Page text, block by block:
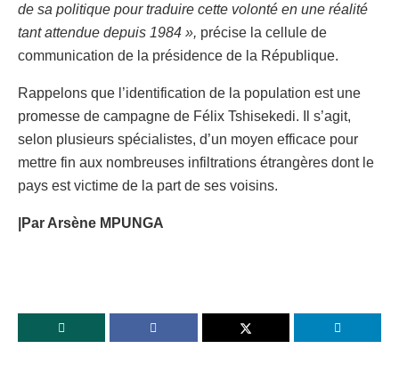
de sa politique pour traduire cette volonté en une réalité
tant attendue depuis 1984 », précise la cellule de
communication de la présidence de la République.
Rappelons que l’identification de la population est une
promesse de campagne de Félix Tshisekedi. Il s’agit,
selon plusieurs spécialistes, d’un moyen efficace pour
mettre fin aux nombreuses infiltrations étrangères dont le
pays est victime de la part de ses voisins.
|Par Arsène MPUNGA